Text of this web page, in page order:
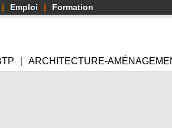
Emploi Formation
ARCHITECTURE-